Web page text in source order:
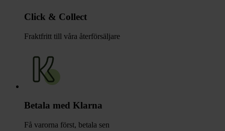
Click & Collect
Fraktfritt till våra återförsäljare
Betala med Klarna
Få varorna först, betala sen